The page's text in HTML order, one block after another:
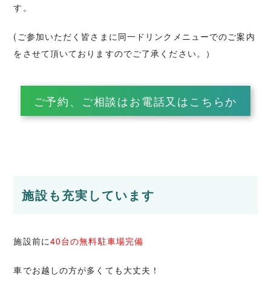
す。
(ご参加いただく皆さまに同一ドリンクメニューでのご案内
をさせて頂いておりますのでご了承ください。）
ご予約、ご相談はお電話又はこちらか
施設も充実しています
施設前に40台の無料駐車場完備
車でお越しの方が多くても大丈夫！